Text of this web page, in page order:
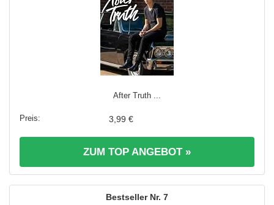
After Truth ...
3,99 €
ZUM TOP ANGEBOT »
7